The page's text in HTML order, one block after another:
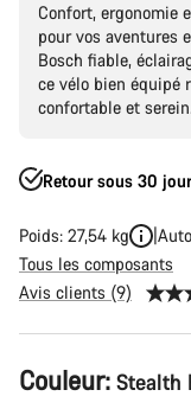
Confort, ergonomie
pour vos aventures
Bosch fiable,
ce vélo bien équipé
confortable et
Retour sous 30
Poids: 27,54 kg
Tous les composants
Avis clients (9)
Configuration
du
Couleur: Stealth